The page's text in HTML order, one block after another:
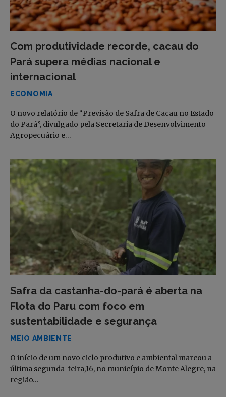
Com produtividade recorde, cacau do
Pará supera médias nacional e
internacional
ECONOMIA
O novo relatório de “Previsão de Safra de Cacau no Estado
do Pará”, divulgado pela Secretaria de Desenvolvimento
Agropecuário e…
Safra da castanha-do-pará é aberta na
Flota do Paru com foco em
sustentabilidade e segurança
MEIO AMBIENTE
O início de um novo ciclo produtivo e ambiental marcou a
última segunda-feira,16, no município de Monte Alegre, na
região…